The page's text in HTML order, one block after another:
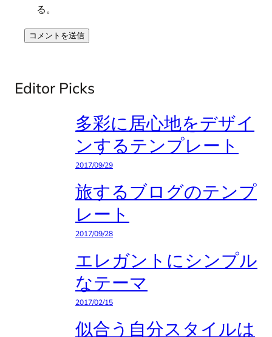
る。
Editor Picks
多彩に居心地をデザイ
ンするテンプレート
2017/09/29
旅するブログのテンプ
レート
2017/09/28
エレガントにシンプル
なテーマ
2017/02/15
似合う自分スタイルは